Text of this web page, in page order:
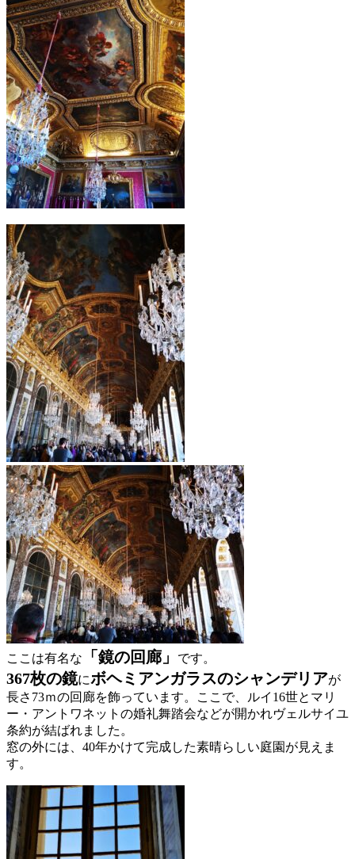
ここは有名な 「鏡の回廊」 です。
367枚の鏡にボヘミアンガラスのシャンデリアが
長さ73ｍの回廊を飾っています。ここで、ルイ16世とマリ
ー・アントワネットの婚礼舞踏会などが開かれヴェルサイユ
条約が結ばれました。
窓の外には、40年かけて完成した素晴らしい庭園が見えま
す。